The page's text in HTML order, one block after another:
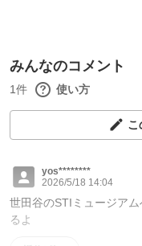
みんなのコメント
1件 使い方
こ
yos********
2026/5/18 14:04
世田谷のSTIミュージア
るよ